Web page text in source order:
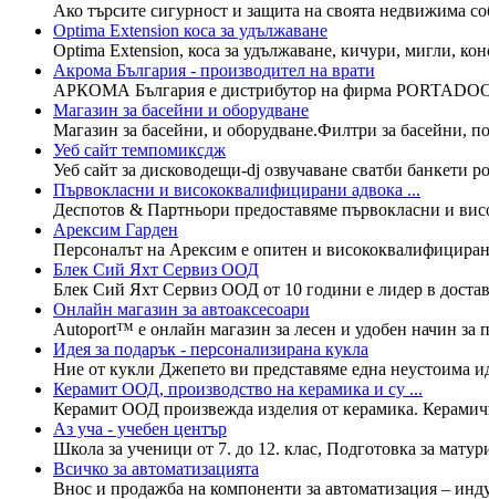
Ако търсите сигурност и защита на своята недвижима
Optima Extension коса за удължаване
Optima Extension, коса за удължаване, кичури, мигли,
Акрома България - производител на врати
АРКОМА България е дистрибутор на фирма
Магазин за басейни и оборудване
Магазин за басейни, и оборудване.Филтри за басейни,
Уеб сайт темпомиксдж
Уеб сайт за дисководещи-dj озвучаване сватби
Първокласни и висококвалифицирани адвока ...
Деспотов & Партньори предоставяме първокласни и
Арексим Гарден
Персоналът на Арексим е опитен и
Блек Сий Яхт Сервиз ООД
Блек Сий Яхт Сервиз ООД от 10 години е лидер в
Онлайн магазин за автоаксесоари
Autoport™ e онлайн магазин за лесен и удобен начин за
Идея за подарък - персонализирана кукла
Ние от кукли Джепето ви представяме една неустоима
Керамит ООД, производство на керамика и су ...
Керамит ООД произвежда изделия от керамика.
Аз уча - учебен център
Школа за ученици от 7. до 12. клас, Подготовка за
Всичко за автоматизацията
Внос и продажба на компоненти за автоматизация –